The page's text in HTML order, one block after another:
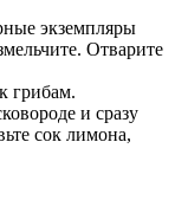
экземпляры
Отварите
грибам.
и сразу
сок лимона,